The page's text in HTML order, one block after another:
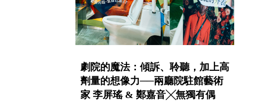
劇院的魔法：傾訴、聆聽，加上高
劑量的想像力──兩廳院駐館藝術
家 李屏瑤 & 鄭嘉音╳無獨有偶